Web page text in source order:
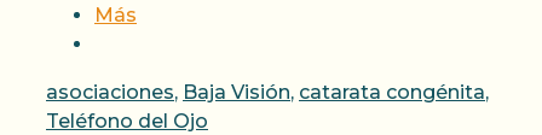
Más
Categorías
asociaciones, Baja Visión, catarata congénita,
Teléfono del Ojo